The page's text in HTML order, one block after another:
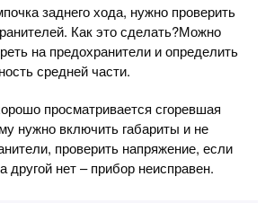
заднего хода, нужно проверить
Как это сделать?Можно
на предохранители и определить
средней части.
просматривается сгоревшая
нужно включить габариты и не
проверить напряжение, если
другой нет – прибор неисправен.